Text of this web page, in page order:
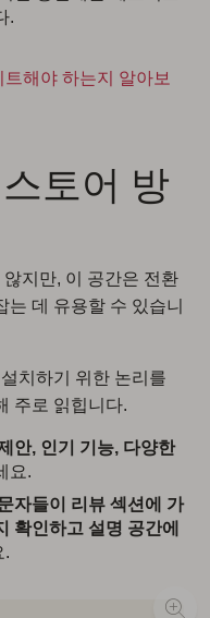
.
해야 하는지 알아보
토어 방
지만, 이 공간은 전환
데 유용할 수 있습니
치하기 위한 논리를
주로 읽힙니다.
안, 인기 기능, 다양한
요.
자들이 리뷰 섹션에 가
확인하고 설명 공간에
.